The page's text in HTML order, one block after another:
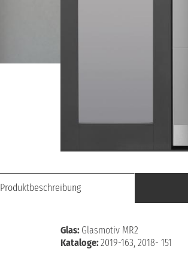
Produktbeschreibung
Glas: Glasmotiv MR2
Kataloge:2019-163, 2018- 151